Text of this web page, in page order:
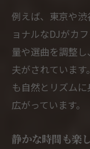
例えば、東京や
ョナルなDJがカ
量や選曲を調整
夫がされていま
も自然とリズム
広がっています。
静かな時間も楽